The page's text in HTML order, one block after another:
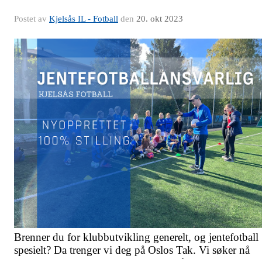
Postet av Kjelsås IL - Fotball den 20. okt 2023
Brenner du for klubbutvikling generelt, og jentefotball
spesielt? Da trenger vi deg på Oslos Tak. Vi søker nå